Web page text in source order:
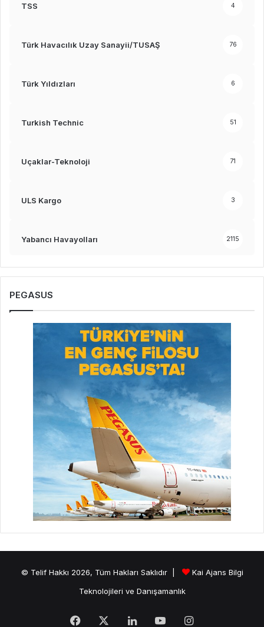
TSS 4
Türk Havacılık Uzay Sanayii/TUSAŞ 76
Türk Yıldızları 6
Turkish Technic 51
Uçaklar-Teknoloji 71
ULS Kargo 3
Yabancı Havayolları 2115
PEGASUS
© Telif Hakkı 2026, Tüm Hakları Saklıdır |
Kai Ajans Bilgi
Teknolojileri ve Danışamanlık
Facebook LinkedInYouTubeInstagram